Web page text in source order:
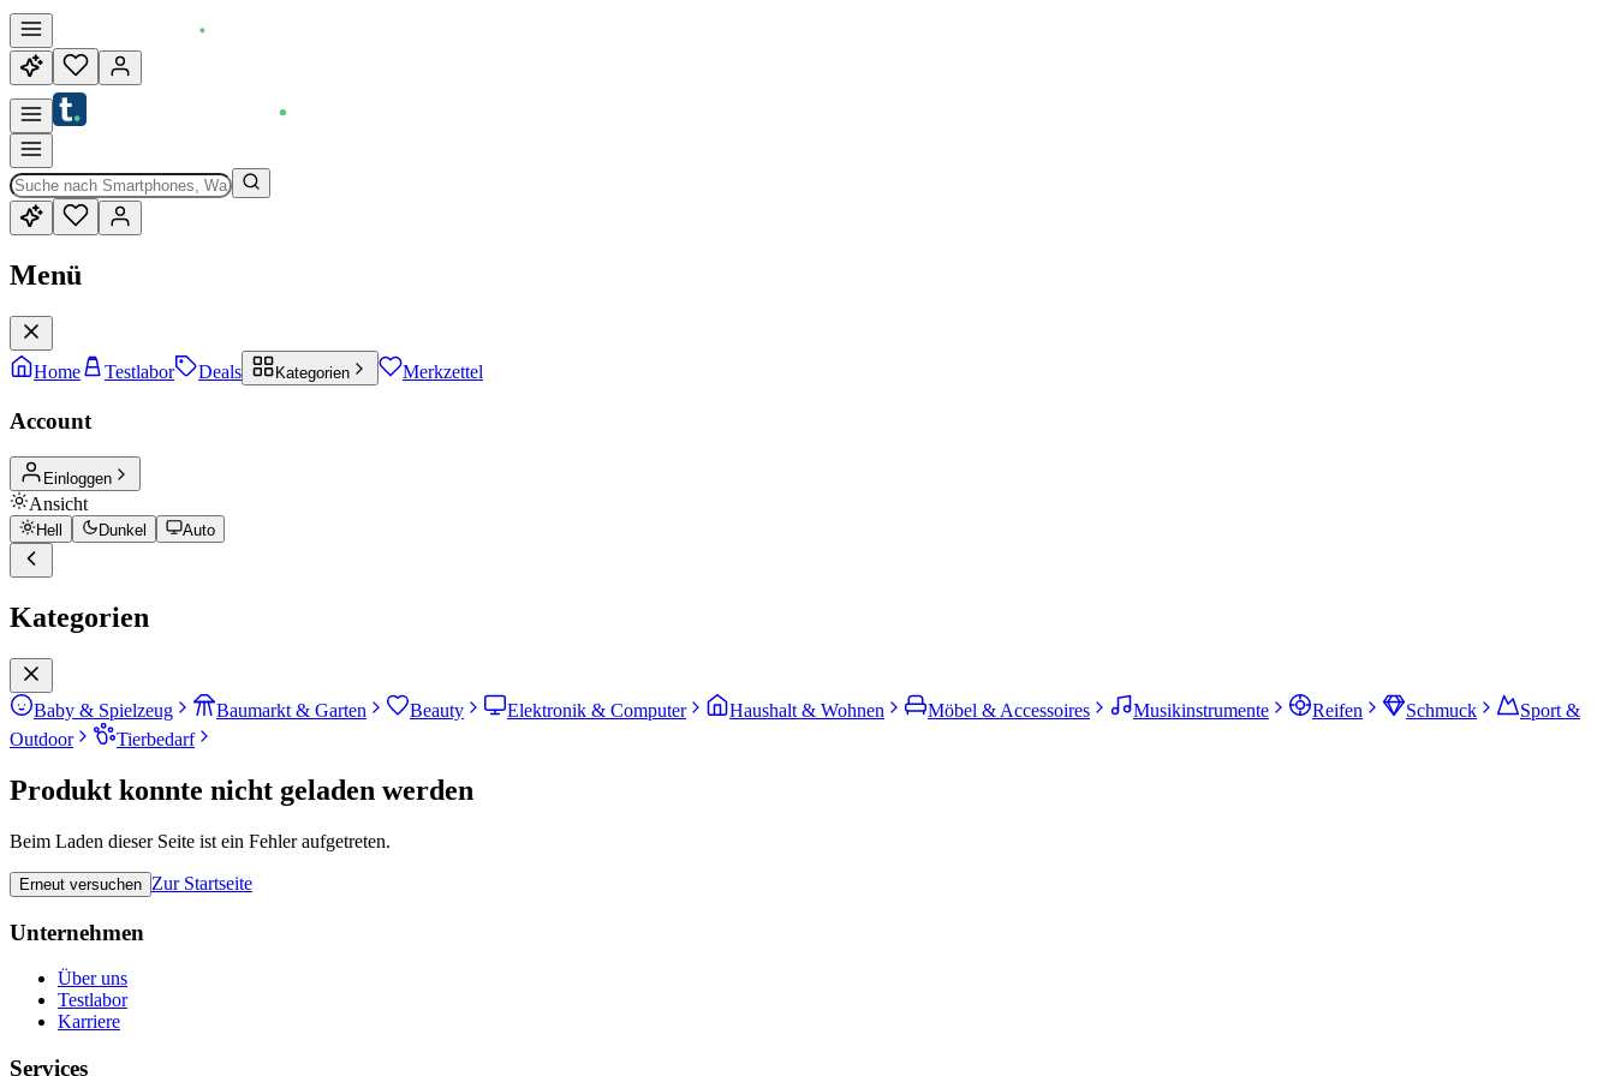
Menü
Home Testlabor Deals Kategorien Merkzettel
Account
Einloggen
Ansicht
Hell Dunkel Auto
Kategorien
Baby & Spielzeug Baumarkt & Garten Beauty Elektronik & Computer Haushalt & Wohnen Möbel & Accessoires Musikinstrumente Reifen Schmuck
Sport &
Outdoor
Tierbedarf
Produkt konnte nicht geladen werden
Beim Laden dieser Seite ist ein Fehler aufgetreten.
Erneut versuchen Zur Startseite
Unternehmen
Über uns
Testlabor
Karriere
Services